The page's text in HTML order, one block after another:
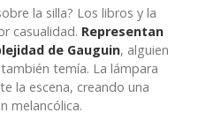
la silla? Los libros y la
casualidad. Representan
de Gauguin, alguien
temía. La lámpara
la escena, creando una
melancólica.